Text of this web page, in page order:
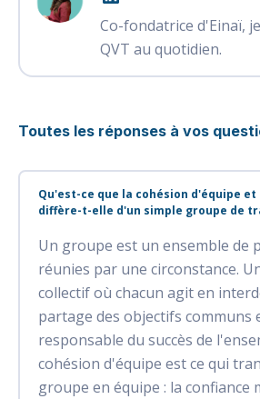
Co-fondatrice d'Einaï,
QVT au quotidien.
Toutes les réponses à vos
Qu'est-ce que la cohésion d'équipe et
diffère-t-elle d'un simple groupe de
Un groupe est un ensemble de
réunies par une circonstance.
collectif où chacun agit en
partage des objectifs communs
responsable du succès de
cohésion d'équipe est ce qui
groupe en équipe : la confiance